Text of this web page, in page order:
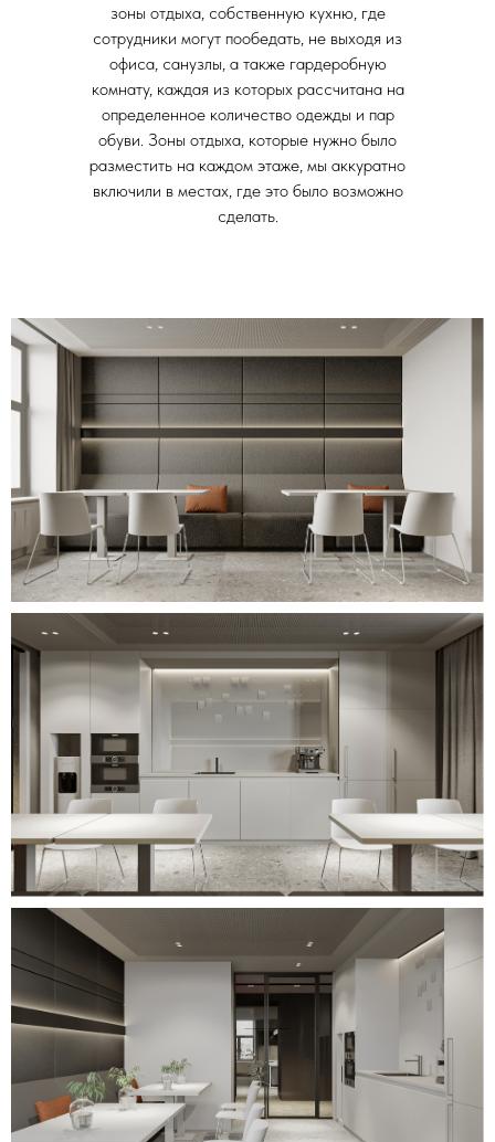
зоны отдыха, собственную кухню, где
сотрудники могут пообедать, не выходя из
офиса, санузлы, а также гардеробную
комнату, каждая из которых рассчитана на
определенное количество одежды и пар
обуви. Зоны отдыха, которые нужно было
разместить на каждом этаже, мы аккуратно
включили в местах, где это было возможно
сделать.